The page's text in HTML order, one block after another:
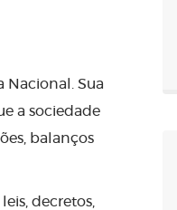
Nacional. Sua
a sociedade
balanços
decretos,